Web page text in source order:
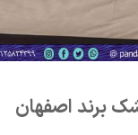
برند اصفهان